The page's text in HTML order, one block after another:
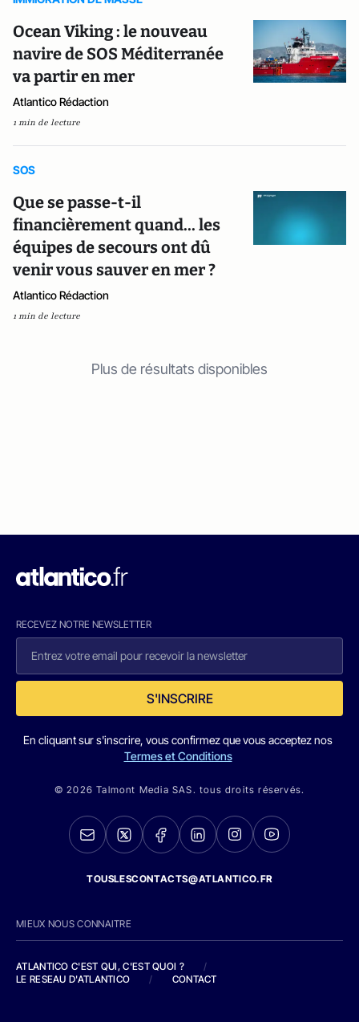
Ocean Viking : le nouveau
navire de SOS Méditerranée
va partir en mer
Atlantico Rédaction
1 min de lecture
SOS
Que se passe-t-il
financièrement quand... les
équipes de secours ont dû
venir vous sauver en mer ?
Atlantico Rédaction
1 min de lecture
Plus de résultats disponibles
RECEVEZ NOTRE NEWSLETTER
S'INSCRIRE
En cliquant sur s'inscrire, vous confirmez que vous acceptez nos
Termes et Conditions
© 2026 Talmont Media SAS. tous droits réservés.
TOUSLESCONTACTS@ATLANTICO.FR
MIEUX NOUS CONNAITRE
ATLANTICO C'EST QUI, C'EST QUOI ?
/
LE RESEAU D'ATLANTICO
/ CONTACT